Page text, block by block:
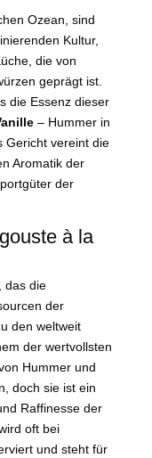
Ozean, sind
Kultur,
die von
geprägt ist.
die Essenz dieser
– Hummer in
Gericht vereint die
Aromatik der
der
à la
das die
der
den weltweit
der wertvollsten
Hummer und
doch sie ist ein
Raffinesse der
oft bei
und steht für